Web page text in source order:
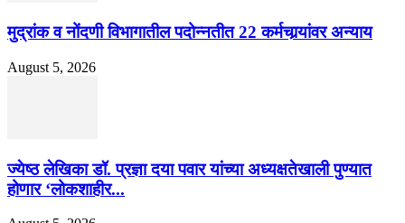
मुद्रांक व नोंदणी विभागातील पदोन्नतीत 22 कर्मचार्‍यांवर अन्याय
August 5, 2026
ज्येष्ठ लेखिका डॉ. प्रज्ञा दया पवार यांच्या अध्यक्षतेखाली पुण्यात
होणार ‘लोकशाहीर...